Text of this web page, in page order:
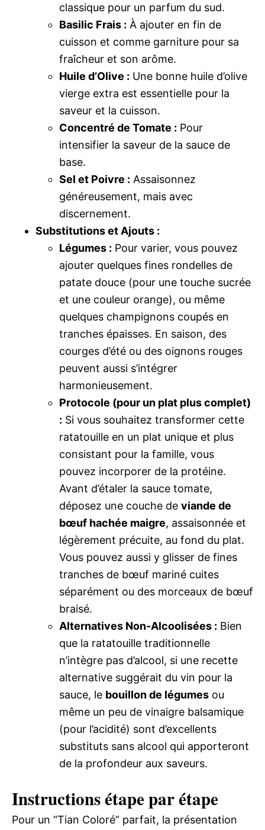
classique pour un parfum du sud.
Basilic Frais : À ajouter en fin de
cuisson et comme garniture pour sa
fraîcheur et son arôme.
Huile d’Olive : Une bonne huile d’olive
vierge extra est essentielle pour la
saveur et la cuisson.
Concentré de Tomate : Pour
intensifier la saveur de la sauce de
base.
Sel et Poivre : Assaisonnez
généreusement, mais avec
discernement.
Substitutions et Ajouts :
Légumes : Pour varier, vous pouvez
ajouter quelques fines rondelles de
patate douce (pour une touche sucrée
et une couleur orange), ou même
quelques champignons coupés en
tranches épaisses. En saison, des
courges d’été ou des oignons rouges
peuvent aussi s’intégrer
harmonieusement.
Protocole (pour un plat plus complet)
: Si vous souhaitez transformer cette
ratatouille en un plat unique et plus
consistant pour la famille, vous
pouvez incorporer de la protéine.
Avant d’étaler la sauce tomate,
déposez une couche de viande de
bœuf hachée maigre, assaisonnée et
légèrement précuite, au fond du plat.
Vous pouvez aussi y glisser de fines
tranches de bœuf mariné cuites
séparément ou des morceaux de bœuf
braisé.
Alternatives Non-Alcoolisées : Bien
que la ratatouille traditionnelle
n’intègre pas d’alcool, si une recette
alternative suggérait du vin pour la
sauce, le bouillon de légumes ou
même un peu de vinaigre balsamique
(pour l’acidité) sont d’excellents
substituts sans alcool qui apporteront
de la profondeur aux saveurs.
Instructions étape par étape
Pour un “Tian Coloré” parfait, la présentation